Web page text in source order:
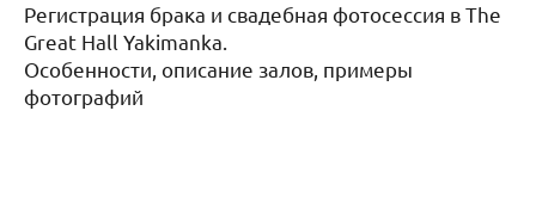
Регистрация брака и свадебная фотосессия в The
Great Hall Yakimanka.
Особенности, описание залов, примеры
фотографий